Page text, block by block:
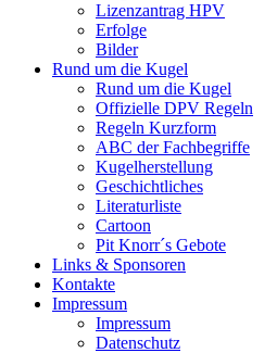
Lizenzantrag HPV
Erfolge
Bilder
Rund um die Kugel
Rund um die Kugel
Offizielle DPV Regeln
Regeln Kurzform
ABC der Fachbegriffe
Kugelherstellung
Geschichtliches
Literaturliste
Cartoon
Pit Knorr´s Gebote
Links & Sponsoren
Kontakte
Impressum
Impressum
Datenschutz